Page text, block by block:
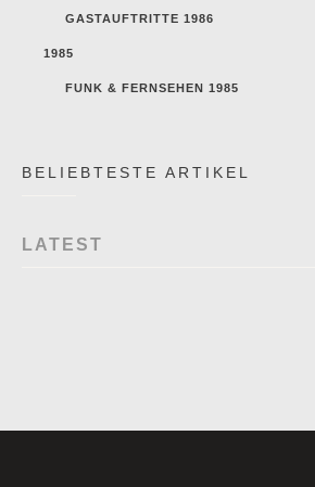
GASTAUFTRITTE 1986
1985
FUNK & FERNSEHEN 1985
BELIEBTESTE ARTIKEL
LATEST